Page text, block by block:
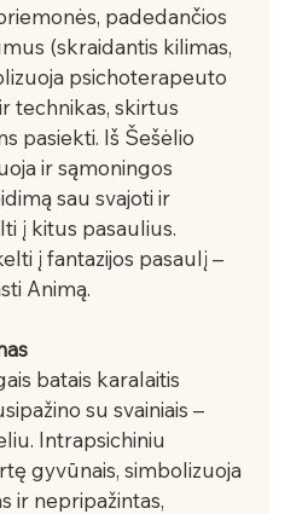
padedančios
(skraidantis kilimas,
psichoterapeuto
technikas, skirtus
pasiekti. Iš Šešėlio
ir sąmoningos
sau svajoti ir
į kitus pasaulius.
į fantazijos pasaulį –
Animą.
batais karalaitis
su svainiais –
Intrapsichiniu
gyvūnais, simbolizuoja
ir nepripažintas,